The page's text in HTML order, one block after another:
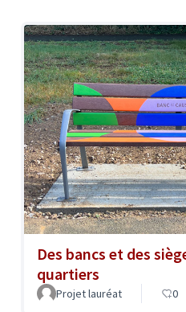
Des bancs et des
quartiers
Projet lauréat 0